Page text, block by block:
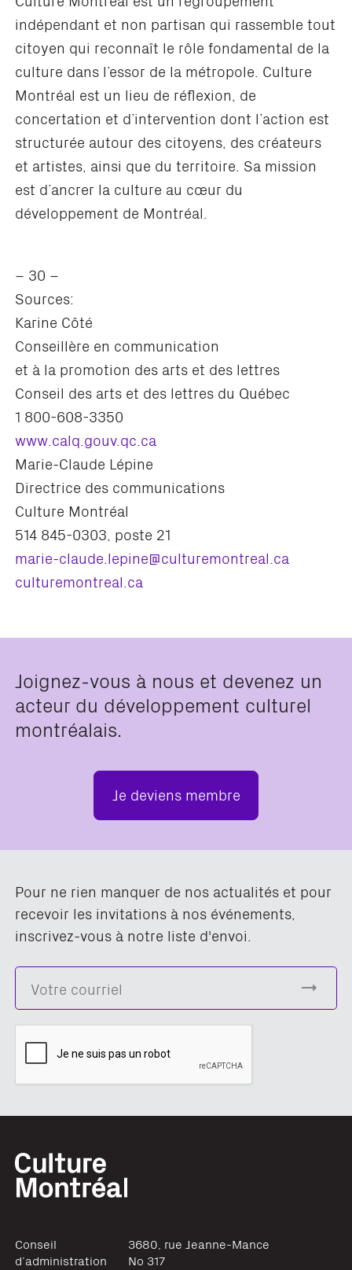
indépendant et non partisan qui rassemble tout
citoyen qui reconnaît le rôle fondamental de la
culture dans l’essor de la métropole. Culture
Montréal est un lieu de réflexion, de
concertation et d’intervention dont l’action est
structurée autour des citoyens, des créateurs
et artistes, ainsi que du territoire. Sa mission
est d’ancrer la culture au cœur du
développement de Montréal.
– 30 –
Sources:
Karine Côté
Conseillère en communication
et à la promotion des arts et des lettres
Conseil des arts et des lettres du Québec
1 800-608-3350
www.calq.gouv.qc.ca
Marie-Claude Lépine
Directrice des communications
Culture Montréal
514 845-0303, poste 21
marie-claude.lepine@culturemontreal.ca
culturemontreal.ca
Joignez-vous à nous et devenez un
acteur du développement culturel
montréalais.
Je deviens membre
Pour ne rien manquer de nos actualités et pour
recevoir les invitations à nos événements,
inscrivez-vous à notre liste d'envoi.
Conseil
d’administration
3680, rue Jeanne-Mance
No 317